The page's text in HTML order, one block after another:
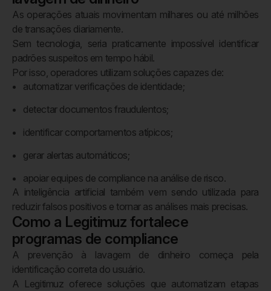
As operações atuais movimentam milhares ou até milhões
de transações diariamente.
Sem tecnologia, seria praticamente impossível identificar
padrões suspeitos em tempo hábil.
Por isso, operadores utilizam soluções capazes de:
automatizar verificações de identidade;
detectar documentos fraudulentos;
identificar comportamentos atípicos;
gerar alertas automáticos;
apoiar equipes de compliance na análise de risco.
A inteligência artificial também vem sendo utilizada para
reduzir falsos positivos e tornar as análises mais precisas.
Como a Legitimuz fortalece
programas de compliance
A prevenção à lavagem de dinheiro começa pela
identificação correta do usuário.
A Legitimuz oferece soluções que automatizam etapas